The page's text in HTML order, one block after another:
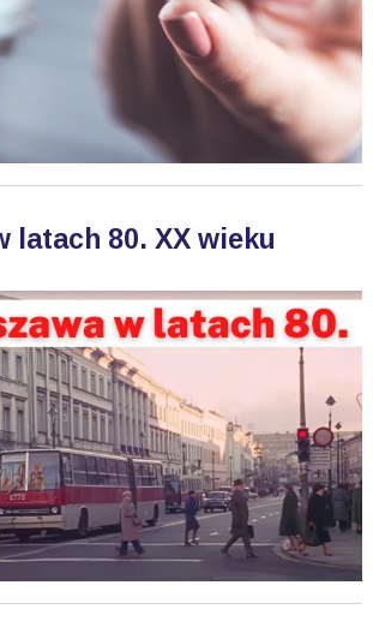
latach 80. XX wieku